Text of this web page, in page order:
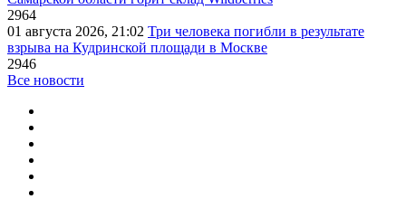
2964
01 августа 2026, 21:02 Три человека погибли в результате
взрыва на Кудринской площади в Москве
2946
Все новости